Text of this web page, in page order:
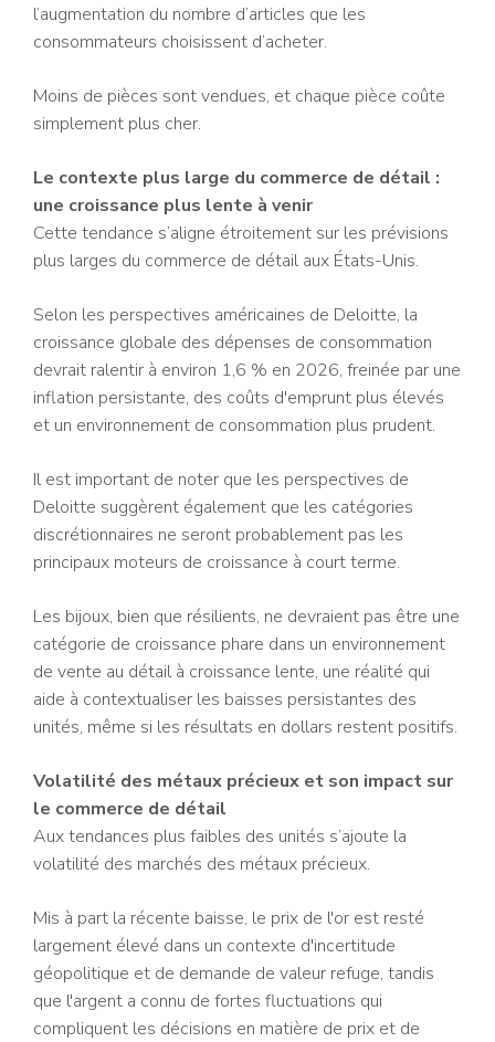
l’augmentation du nombre d’articles que les
consommateurs choisissent d’acheter.
Moins de pièces sont vendues, et chaque pièce coûte
simplement plus cher.
Le contexte plus large du commerce de détail :
une croissance plus lente à venir
Cette tendance s’aligne étroitement sur les prévisions
plus larges du commerce de détail aux États-Unis.
Selon les perspectives américaines de Deloitte, la
croissance globale des dépenses de consommation
devrait ralentir à environ 1,6 % en 2026, freinée par une
inflation persistante, des coûts d'emprunt plus élevés
et un environnement de consommation plus prudent.
Il est important de noter que les perspectives de
Deloitte suggèrent également que les catégories
discrétionnaires ne seront probablement pas les
principaux moteurs de croissance à court terme.
Les bijoux, bien que résilients, ne devraient pas être une
catégorie de croissance phare dans un environnement
de vente au détail à croissance lente, une réalité qui
aide à contextualiser les baisses persistantes des
unités, même si les résultats en dollars restent positifs.
Volatilité des métaux précieux et son impact sur
le commerce de détail
Aux tendances plus faibles des unités s’ajoute la
volatilité des marchés des métaux précieux.
Mis à part la récente baisse, le prix de l'or est resté
largement élevé dans un contexte d'incertitude
géopolitique et de demande de valeur refuge, tandis
que l'argent a connu de fortes fluctuations qui
compliquent les décisions en matière de prix et de